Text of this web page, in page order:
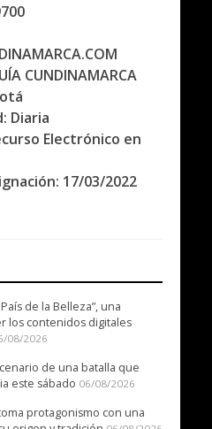
CUNDINAMARCA
Diaria
Electrónico en
17/03/2022
de la Belleza”, una
los contenidos digitales
08/2026
de una batalla que
este sábado 06/08/2026
protagonismo con una